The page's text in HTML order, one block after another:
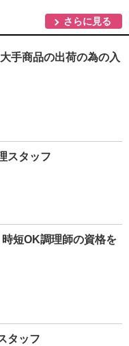
さらに見る
手商品の出荷の為の入
スタッフ
短OK調理師の資格を
タッフ